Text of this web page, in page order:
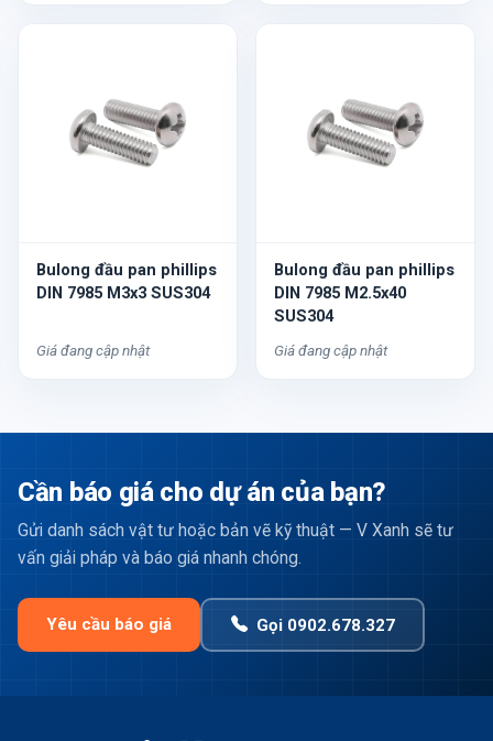
Bulong đầu pan phillips
DIN 7985 M3x3 SUS304
Giá đang cập nhật
Bulong đầu pan phillips
DIN 7985 M2.5x40
SUS304
Giá đang cập nhật
Cần báo giá cho dự án của bạn?
Gửi danh sách vật tư hoặc bản vẽ kỹ thuật — V Xanh sẽ tư
vấn giải pháp và báo giá nhanh chóng.
Yêu cầu báo giá Gọi 0902.678.327